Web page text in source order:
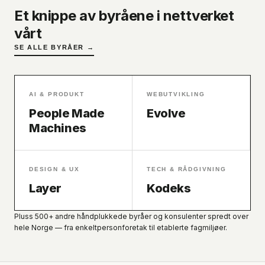
Et knippe av byråene i nettverket
vårt
SE ALLE BYRÅER →
AI & PRODUKT
People Made
Machines
WEBUTVIKLING
Evolve
DESIGN & UX
Layer
TECH & RÅDGIVNING
Kodeks
Pluss 500+ andre håndplukkede byråer og konsulenter spredt over
hele Norge — fra enkeltpersonforetak til etablerte fagmiljøer.